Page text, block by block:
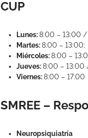
CUP
Lunes:8:00 – 13:00 /
Martes:8:00 – 13:00;
Miércoles:8:00 –
Jueves:8:00 – 13:00
Viernes:8:00 – 17:00
SMREE –
Neuropsiquiatría